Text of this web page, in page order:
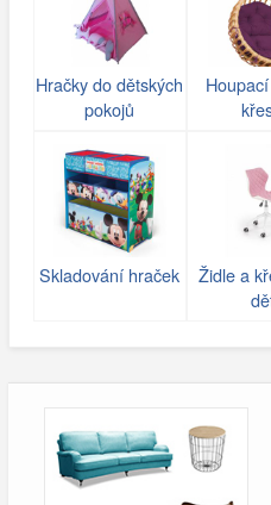
Hračky do dětských
pokojů
Skladování hraček
Židle a